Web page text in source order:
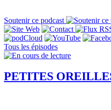
Soutenir ce podcast
Tous les épisodes
PETITES